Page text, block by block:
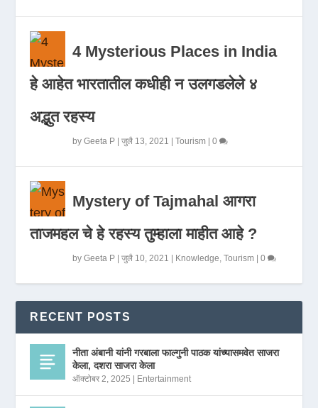
4 Mysterious Places in India
हे आहेत भारतातील कधीही न उलगडलेले ४
अद्भुत रहस्य
byGeeta P |जुलै 13, 2021 |Tourism |0
Mystery of Tajmahal आगरा
ताजमहल चे हे रहस्य तुम्हाला माहीत आहे ?
byGeeta P |जुलै 10, 2021 | Knowledge ,Tourism |0
RECENT POSTS
नीता अंबानी यांनी गरबाला फाल्गुनी पाठक यांच्यासमवेत साजरा
केला, दशरा साजरा केला
ऑक्टोबर 2, 2025 | Entertainment